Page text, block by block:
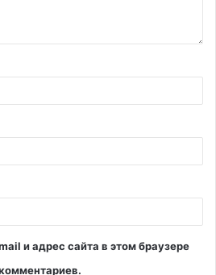
и адрес сайта в этом браузере